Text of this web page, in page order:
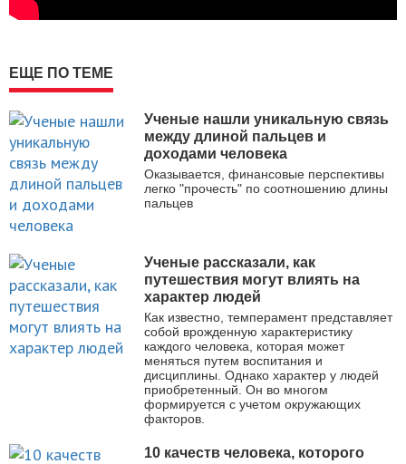
ЕЩЕ ПО ТЕМЕ
Ученые нашли уникальную связь
между длиной пальцев и
доходами человека
Оказывается, финансовые перспективы
легко "прочесть" по соотношению длины
пальцев
Ученые рассказали, как
путешествия могут влиять на
характер людей
Как известно, темперамент представляет
собой врожденную характеристику
каждого человека, которая может
меняться путем воспитания и
дисциплины. Однако характер у людей
приобретенный. Он во многом
формируется с учетом окружающих
факторов.
10 качеств человека, которого